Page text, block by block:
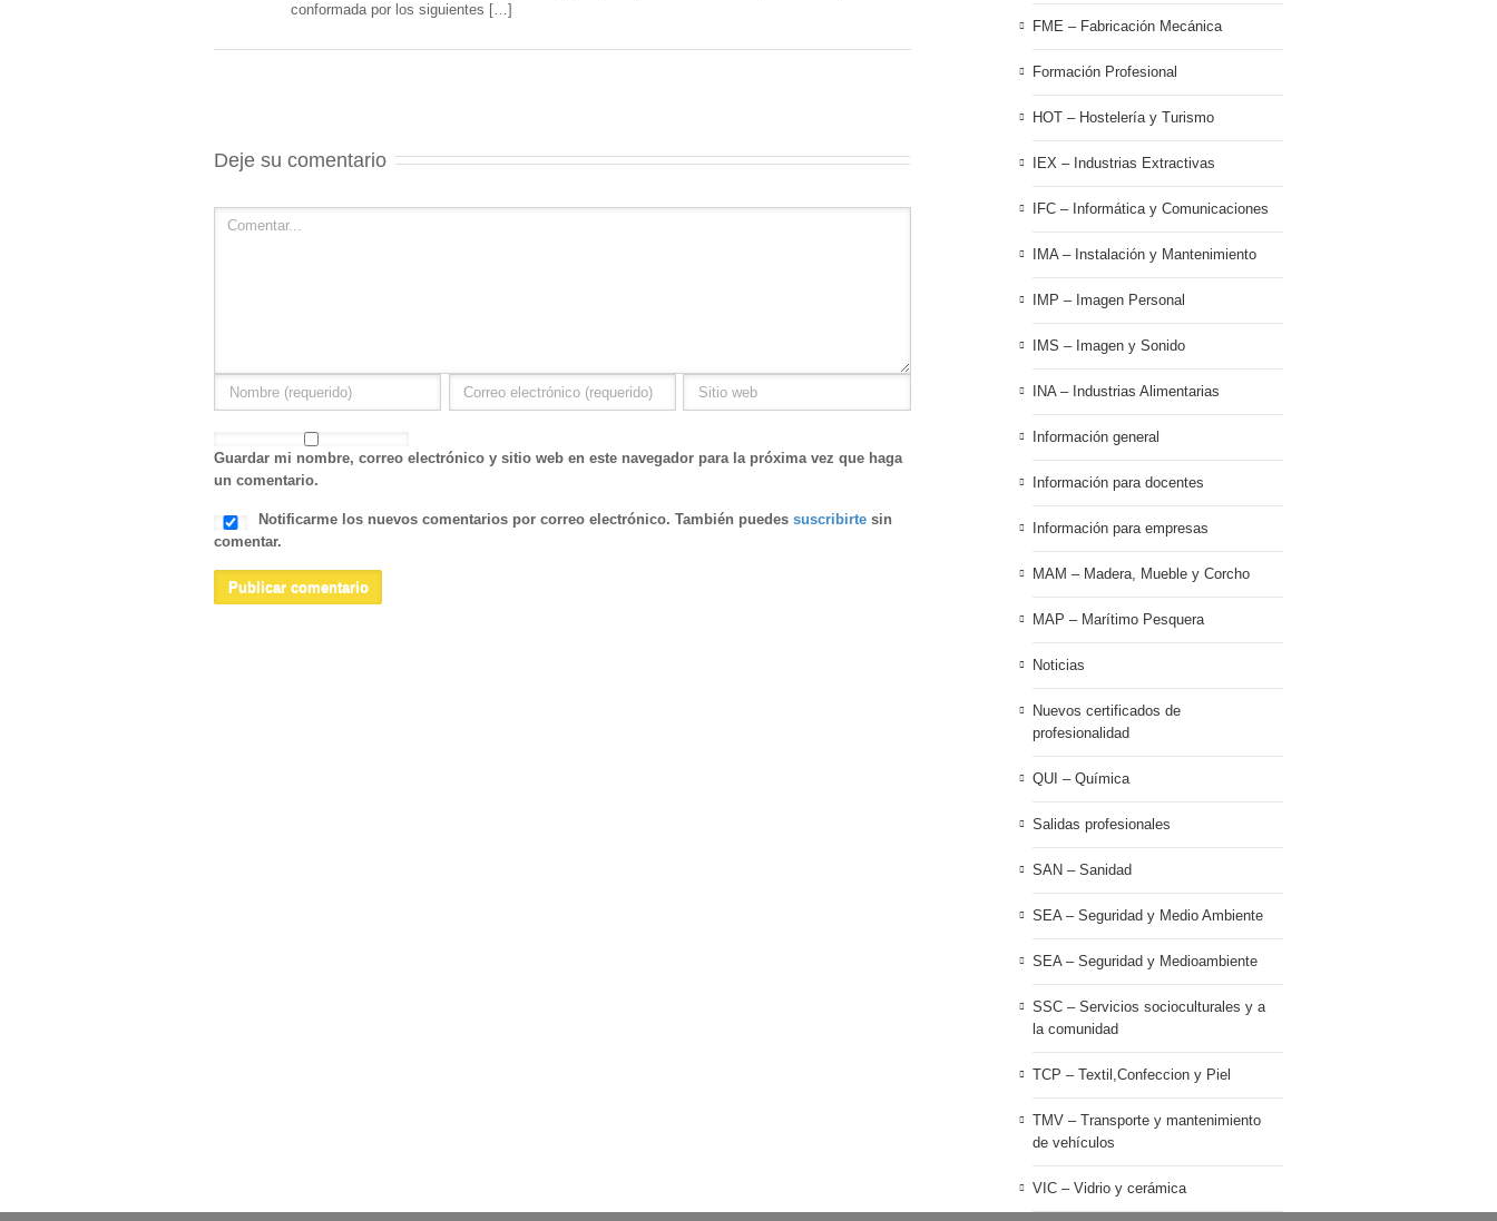
conformada por los siguientes […]
Deje su comentario
Guardar mi nombre, correo electrónico y sitio web en este navegador para la próxima vez que haga
un comentario.
Notificarme los nuevos comentarios por correo electrónico. También puedessuscribirte sin
comentar.
FME – Fabricación Mecánica
Formación Profesional
HOT – Hostelería y Turismo
IEX – Industrias Extractivas
IFC – Informática y Comunicaciones
IMA – Instalación y Mantenimiento
IMP – Imagen Personal
IMS – Imagen y Sonido
INA – Industrias Alimentarias
Información general
Información para docentes
Información para empresas
MAM – Madera, Mueble y Corcho
MAP – Marítimo Pesquera
Noticias
Nuevos certificados de
profesionalidad
QUI – Química
Salidas profesionales
SAN – Sanidad
SEA – Seguridad y Medio Ambiente
SEA – Seguridad y Medioambiente
SSC – Servicios socioculturales y a
la comunidad
TCP – Textil,Confeccion y Piel
TMV – Transporte y mantenimiento
de vehículos
VIC – Vidrio y cerámica